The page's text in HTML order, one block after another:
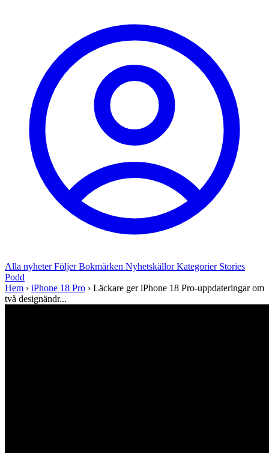
Alla nyheterFöljerBokmärken NyhetskällorKategorier Stories
Podd
Hem › iPhone 18 Pro › Läckare ger iPhone 18 Pro-uppdateringar om
två designändr...